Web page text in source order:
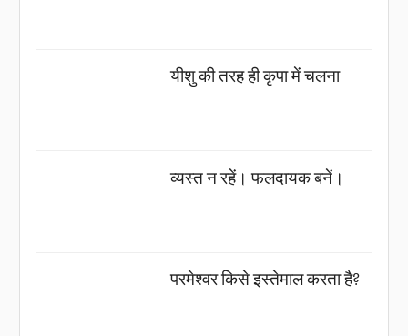
यीशु की तरह ही कृपा में चलना
व्यस्त न रहें। फलदायक बनें।
परमेश्वर किसे इस्तेमाल करता है?